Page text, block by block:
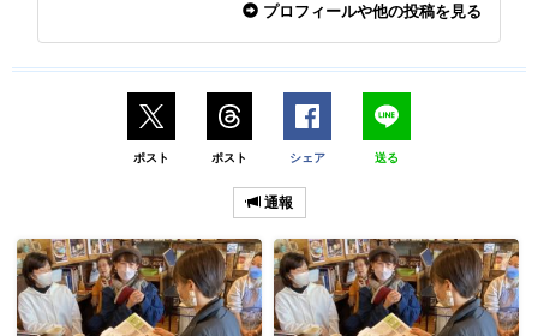
プロフィールや他の投稿を見る
ポスト ポスト シェア 送る
通報